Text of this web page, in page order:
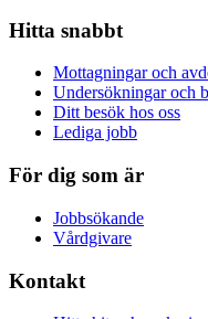
Hitta snabbt
Mottagningar och
Undersökningar och
Ditt besök hos oss
Lediga jobb
För dig som är
Jobbsökande
Vårdgivare
Kontakt